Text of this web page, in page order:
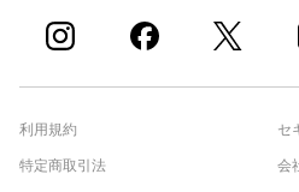
利用規約
特定商取引法
セ
会